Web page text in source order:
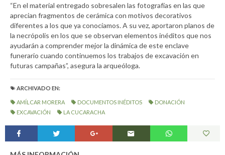
“En el material entregado sobresalen las fotografías en las que
aprecian fragmentos de cerámica con motivos decorativos
diferentes a los que ya conocíamos. A su vez, aportaron planos de
la necrópolis en los que se observan elementos inéditos que nos
ayudarán a comprender mejor la dinámica de este enclave
funerario cuando continuemos los trabajos de excavación en
futuras campañas”, asegura la arqueóloga.
ARCHIVADO EN:
AMÍLCAR MORERA DOCUMENTOS INÉDITOS
DONACIÓN
EXCAVACIÓN
LA CUCARACHA